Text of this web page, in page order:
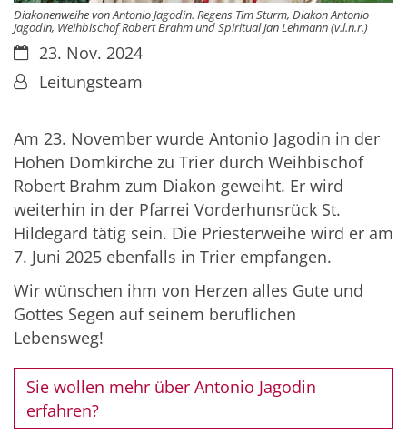
Diakonenweihe von Antonio Jagodin. Regens Tim Sturm, Diakon Antonio
Jagodin, Weihbischof Robert Brahm und Spiritual Jan Lehmann (v.l.n.r.)
Datum:23. Nov. 2024
Von:Leitungsteam
Am 23. November wurde Antonio Jagodin in der
Hohen Domkirche zu Trier durch Weihbischof
Robert Brahm zum Diakon geweiht. Er wird
weiterhin in der Pfarrei Vorderhunsrück St.
Hildegard tätig sein. Die Priesterweihe wird er am
7. Juni 2025 ebenfalls in Trier empfangen.
Wir wünschen ihm von Herzen alles Gute und
Gottes Segen auf seinem beruflichen
Lebensweg!
Sie wollen mehr über Antonio Jagodin
erfahren?